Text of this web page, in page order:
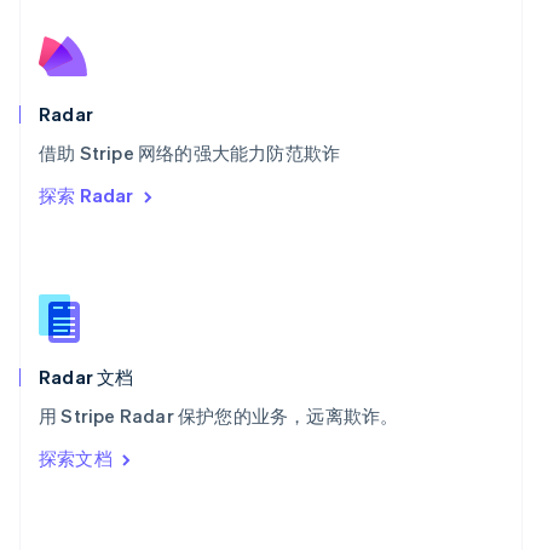
Radar
借助 Stripe 网络的强大能力防范欺诈
探索 Radar
Radar 文档
用 Stripe Radar 保护您的业务，远离欺诈。
探索文档
斯洛文尼亚
English
ไทย
希腊
English
西班牙
新西兰
English
匈牙利
English
ItalianoEnglish
印度
English